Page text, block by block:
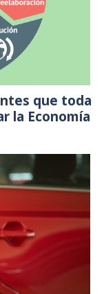
que toda
la Economía